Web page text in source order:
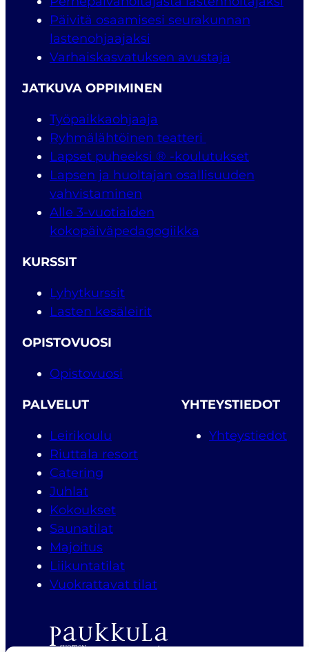
Päivitä osaamisesi seurakunnan
lastenohjaajaksi
Varhaiskasvatuksen avustaja
JATKUVA OPPIMINEN
Työpaikkaohjaaja
Ryhmälähtöinen teatteri
Lapset puheeksi ® -koulutukset
Lapsen ja huoltajan osallisuuden
vahvistaminen
Alle 3-vuotiaiden
kokopäiväpedagogiikka
KURSSIT
Lyhytkurssit
Lasten kesäleirit
OPISTOVUOSI
Opistovuosi
PALVELUT
Leirikoulu
Riuttala resort
Catering
Juhlat
Kokoukset
Saunatilat
Majoitus
Liikuntatilat
Vuokrattavat tilat
YHTEYSTIEDOT
Yhteystiedot